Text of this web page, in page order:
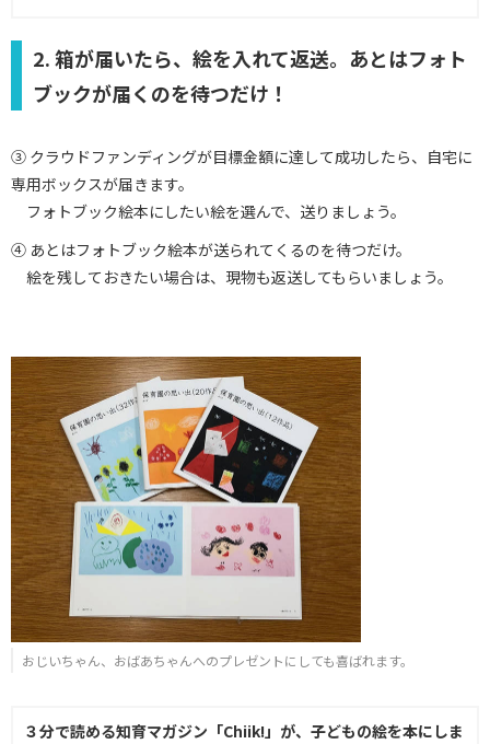
2. 箱が届いたら、絵を入れて返送。あとはフォト
ブックが届くのを待つだけ！
③ クラウドファンディングが目標金額に達して成功したら、自宅に
専用ボックスが届きます。
フォトブック絵本にしたい絵を選んで、送りましょう。
④ あとはフォトブック絵本が送られてくるのを待つだけ。
絵を残しておきたい場合は、現物も返送してもらいましょう。
おじいちゃん、おばあちゃんへのプレゼントにしても喜ばれます。
３分で読める知育マガジン「Chiik!」が、子どもの絵を本にしま